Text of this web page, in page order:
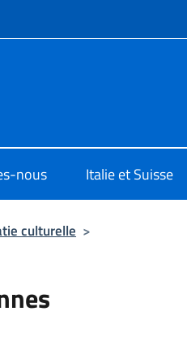
de menu
nous Italie et Suisse
culturelle >